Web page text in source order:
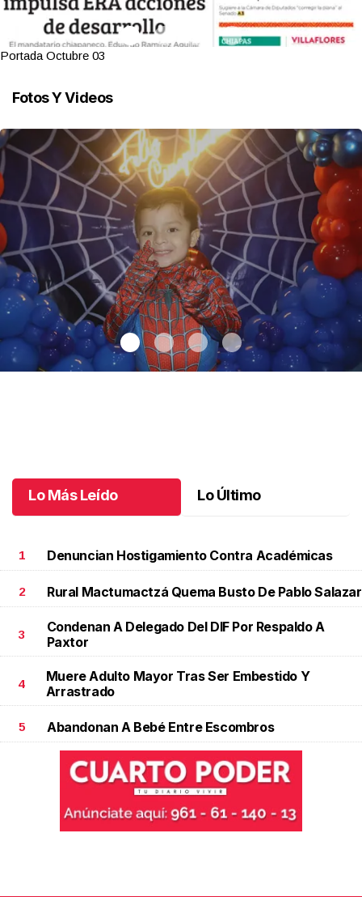
Portada Octubre 03
Fotos Y Videos
Lo Más Leído Lo Último
1 Denuncian Hostigamiento Contra Académicas
2 Rural Mactumactzá Quema Busto De Pablo Salazar
3
Condenan A Delegado Del DIF Por Respaldo A
Paxtor
4
Muere Adulto Mayor Tras Ser Embestido Y
Arrastrado
5 Abandonan A Bebé Entre Escombros